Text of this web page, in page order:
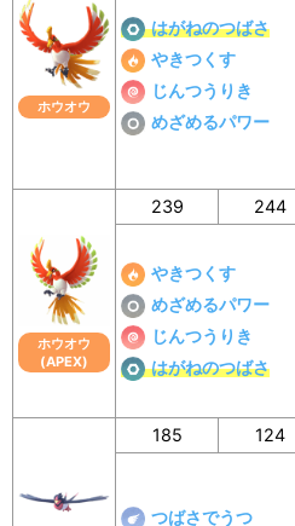
ホウオウ
はがねのつばさ
やきつくす
じんつうりき
めざめるパワー
ホウオウ
(APEX)
239 244
やきつくす
めざめるパワー
じんつうりき
はがねのつばさ
185 124
つばさでうつ